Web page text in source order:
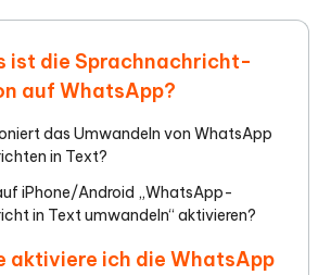
ist die Sprachnachricht-
auf WhatsApp?
das Umwandeln von WhatsApp
in Text?
iPhone/Android „WhatsApp-
in Text umwandeln“ aktivieren?
aktiviere ich die WhatsApp